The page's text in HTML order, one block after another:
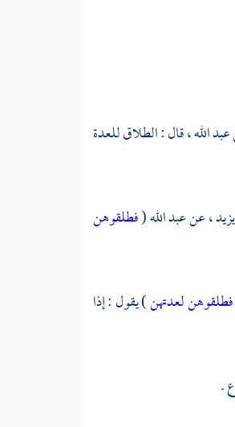
عبد الله ،قال : الطلاق للعدة
،عنعبد الله(فطلقوهن
فطلقوهن لعدتهن) يقول : إذا
.